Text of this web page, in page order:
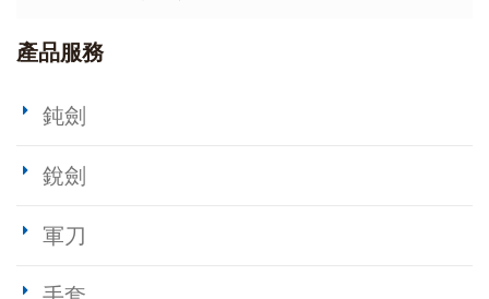
產品服務
鈍劍
銳劍
軍刀